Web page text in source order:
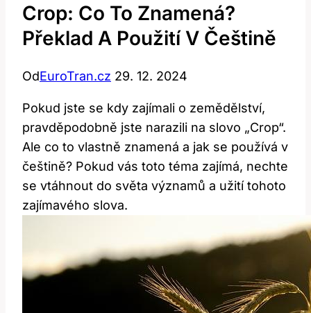
Crop: Co To Znamená?
Překlad A Použití V Češtině
OdEuroTran.cz 29. 12. 2024
Pokud jste se kdy zajímali o zemědělství,
pravděpodobně jste narazili na slovo „Crop“.
Ale co to vlastně znamená a jak se používá v
češtině? Pokud vás toto téma zajímá, nechte
se vtáhnout do světa významů a užití tohoto
zajímavého slova.